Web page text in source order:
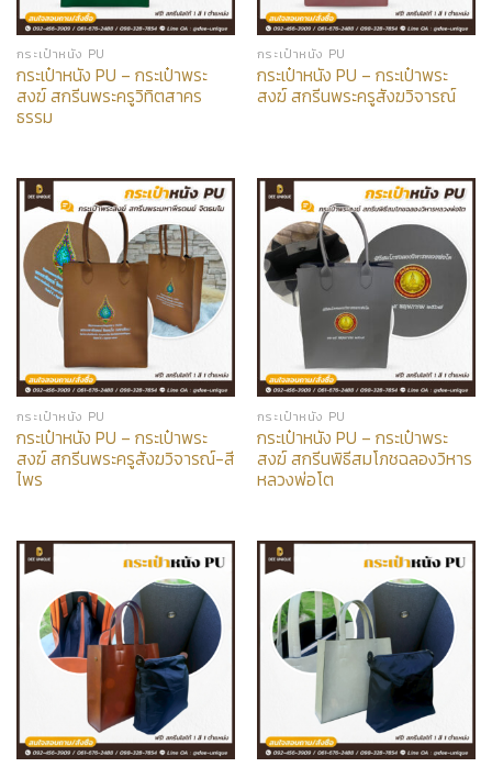
กระเป๋าหนัง PU
กระเป๋าหนัง PU – กระเป๋าพระ
สงฆ์ สกรีนพระครูวิทิตสาคร
ธรรม
กระเป๋าหนัง PU
กระเป๋าหนัง PU – กระเป๋าพระ
สงฆ์ สกรีนพระครูสังฆวิจารณ์
กระเป๋าหนัง PU
กระเป๋าหนัง PU – กระเป๋าพระ
สงฆ์ สกรีนพระครูสังฆวิจารณ์-สี
ไพร
กระเป๋าหนัง PU
กระเป๋าหนัง PU – กระเป๋าพระ
สงฆ์ สกรีนพิธีสมโภชฉลองวิหาร
หลวงพ่อโต